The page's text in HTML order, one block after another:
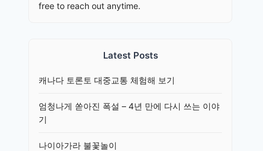
free to reach out anytime.
Latest Posts
캐나다 토론토 대중교통 체험해 보기
엄청나게 쏟아진 폭설 – 4년 만에 다시 쓰는 이야
기
나이아가라 불꽃놀이